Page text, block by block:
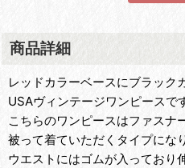
商品詳細
レッドカラーベースにブラック
USAヴィンテージワンピースで
こちらのワンピースはファスナ
被って着ていただくタイプにな
ウエストにはゴムが入っており